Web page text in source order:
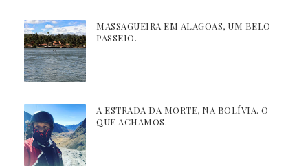
MASSAGUEIRA EM ALAGOAS, UM BELO
PASSEIO.
A ESTRADA DA MORTE, NA BOLÍVIA. O
QUE ACHAMOS.